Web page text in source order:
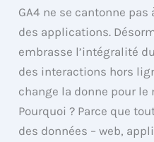
GA4 ne se cantonne
des applications.
embrasse l’intégralité
des interactions hors
change la donne pour
Pourquoi ? Parce que
des données – web,